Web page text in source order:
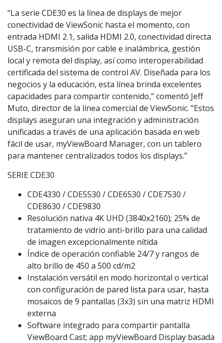
“La serie CDE30 es la línea de displays de mejor
conectividad de ViewSonic hasta el momento, con
entrada HDMI 2.1, salida HDMI 2.0, conectividad directa
USB-C, transmisión por cable e inalámbrica, gestión
local y remota del display, así como interoperabilidad
certificada del sistema de control AV. Diseñada para los
negocios y la educación, esta línea brinda excelentes
capacidades para compartir contenido,” comentó Jeff
Muto, director de la línea comercial de ViewSonic. “Estos
displays aseguran una integración y administración
unificadas a través de una aplicación basada en web
fácil de usar, myViewBoard Manager, con un tablero
para mantener centralizados todos los displays.”
SERIE CDE30
CDE4330 / CDE5530 / CDE6530 / CDE7530 /
CDE8630 / CDE9830
Resolución nativa 4K UHD (3840x2160); 25% de
tratamiento de vidrio anti-brillo para una calidad
de imagen excepcionalmente nítida
Índice de operación confiable 24/7 y rangos de
alto brillo de 450 a 500 cd/m2
Instalación versátil en modo horizontal o vertical
con configuración de pared lista para usar, hasta
mosaicos de 9 pantallas (3x3) sin una matriz HDMI
externa
Software integrado para compartir pantalla
ViewBoard Cast; app myViewBoard Display basada